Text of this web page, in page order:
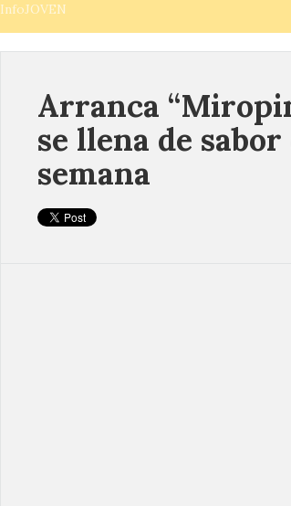
InfoJOVEN
Arranca
se llena de
semana